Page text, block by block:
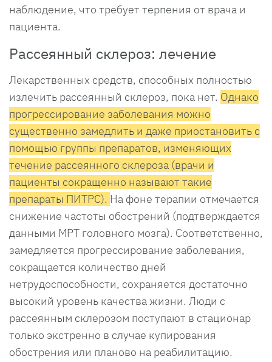
наблюдение, что требует терпения от врача и
пациента.
Рассеянный склероз: лечение
Лекарственных средств, способных полностью
излечить рассеянный склероз, пока нет. Однако
прогрессирование заболевания можно
существенно замедлить и даже приостановить с
помощью группы препаратов, изменяющих
течение рассеянного склероза (врачи и
пациенты сокращенно называют такие
препараты ПИТРС). На фоне терапии отмечается
снижение частоты обострений (подтверждается
данными МРТ головного мозга). Соответственно,
замедляется прогрессирование заболевания,
сокращается количество дней
нетрудоспособности, сохраняется достаточно
высокий уровень качества жизни. Люди с
рассеянным склерозом поступают в стационар
только экстренно в случае купирования
обострения или планово на реабилитацию.